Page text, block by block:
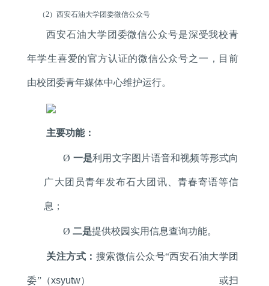
（2）西安石油大学团委微信公众号
西安石油大学团委微信公众号是深受我校青
年学生喜爱的官方认证的微信公众号之一，目前
由校团委青年媒体中心维护运行。
主要功能：
Ø 一是利用文字图片语音和视频等形式向
广大团员青年发布石大团讯、青春寄语等信
息；
Ø 二是提供校园实用信息查询功能。
关注方式： 搜索微信公众号“西安石油大学团
委”（xsyutw） 或扫